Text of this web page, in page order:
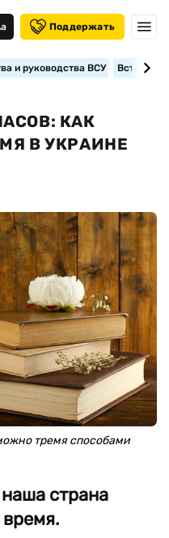
Поддержать
и руководства ВСУ
КАК
В УКРАИНЕ
тремя способами
страна